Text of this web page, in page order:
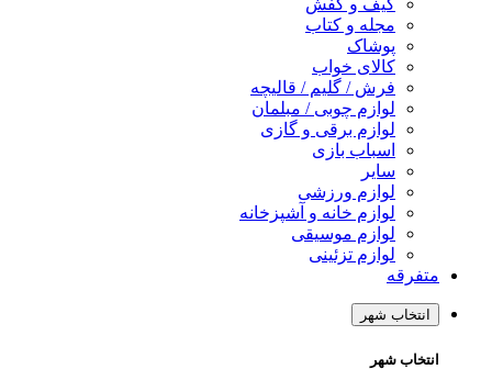
کیف و کفش
مجله و کتاب
پوشاک
کالای خواب
فرش / گلیم / قالیچه
لوازم چوبی / مبلمان
لوازم برقی و گازی
اسباب بازی
سایر
لوازم ورزشی
لوازم خانه و آشپزخانه
لوازم موسیقی
لوازم تزئینی
متفرقه
انتخاب شهر
انتخاب شهر